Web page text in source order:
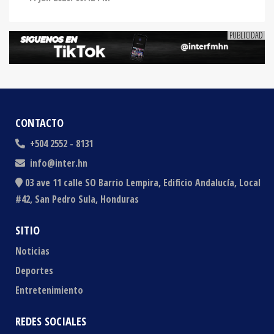
CONTACTO
+504 2552 - 8131
info@inter.hn
03 ave 11 calle SO Barrio Lempira, Edificio Andalucía, Local
#42, San Pedro Sula, Honduras
SITIO
Noticias
Deportes
Entretenimiento
REDES SOCIALES